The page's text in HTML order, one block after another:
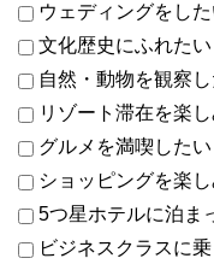
ウェディングをし
文化歴史にふれたい
自然・動物を観察
リゾート滞在を楽
グルメを満喫したい
ショッピングを楽
5つ星ホテルに泊ま
ビジネスクラスに